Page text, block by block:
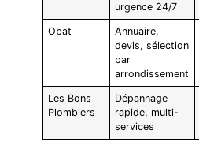
urgence 24/7
Obat
Annuaire,
devis, sélection
par
arrondissement
Les Bons
Plombiers
Dépannage
rapide, multi-
services